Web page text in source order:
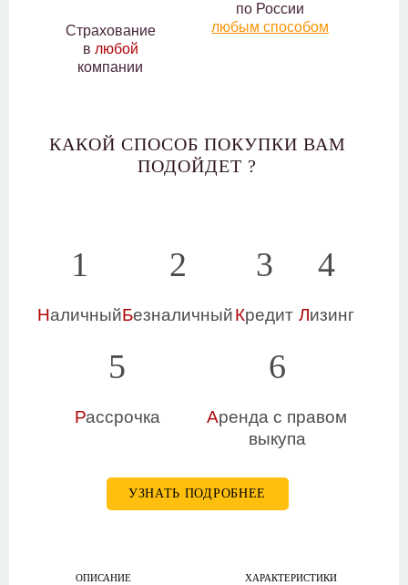
Страхование
в любой
компании
по России
любым способом
КАКОЙ СПОСОБ ПОКУПКИ ВАМ
ПОДОЙДЕТ ?
1
Наличный
2
Безналичный
3
Кредит
4
Лизинг
5
Рассрочка
6
Аренда с правом
выкупа
УЗНАТЬ ПОДРОБНЕЕ
ОПИСАНИЕ
ХАРАКТЕРИСТИКИ